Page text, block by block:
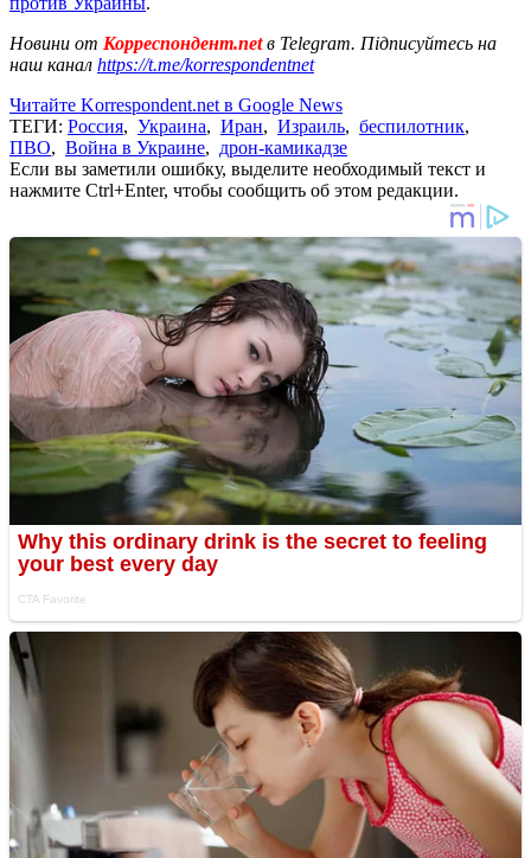
Новини от Корреспондент.netв Telegram. Підписуйтесь на
наш канал https://t.me/korrespondentnet
Читайте Korrespondent.net в Google News
ТЕГИ: Россия, Украина, Иран, Израиль, беспилотник,
ПВО, Война в Украине, дрон-камикадзе
Если вы заметили ошибку, выделите необходимый текст и
нажмите Ctrl+Enter, чтобы сообщить об этом редакции.